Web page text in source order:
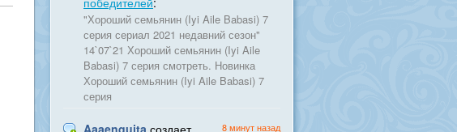
"Хороший семьянин (Iyi Aile Babasi) 7
серия сериал 2021 недавний сезон"
14`07`21 Хороший семьянин (Iyi Aile
Babasi) 7 серия смотреть. Новинка
Хороший семьянин (Iyi Aile Babasi) 7
серия
8 минут назад
Aaaenquita создает